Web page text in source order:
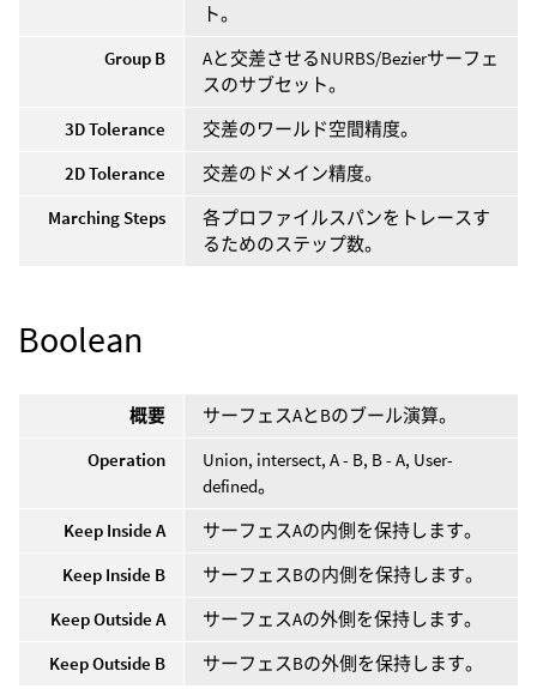
ト。
Group B
Aと交差させるNURBS/Bezierサーフェ
スのサブセット。
3D Tolerance
交差のワールド空間精度。
2D Tolerance
交差のドメイン精度。
Marching Steps
各プロファイルスパンをトレースす
るためのステップ数。
Boolean
概要
サーフェスAとBのブール演算。
Operation
Union, intersect, A - B, B - A, User-
defined。
Keep Inside A
サーフェスAの内側を保持します。
Keep Inside B
サーフェスBの内側を保持します。
Keep Outside A
サーフェスAの外側を保持します。
Keep Outside B
サーフェスBの外側を保持します。